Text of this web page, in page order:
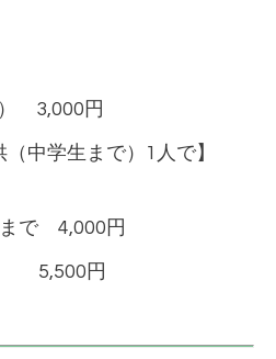
3,000円
中学生まで）1人で】
で 4,000円
5,500円